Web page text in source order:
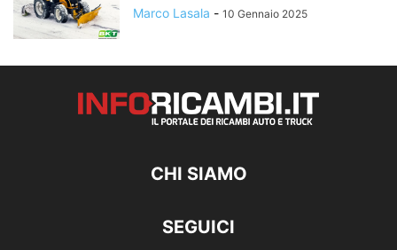
Marco Lasala - 10 Gennaio 2025
CHI SIAMO
SEGUICI